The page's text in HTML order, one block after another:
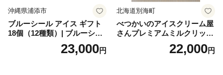
沖縄県浦添市
ブルーシール アイス ギフト
18個（12種類）| ブルーシー
ルアイス ブルーシールアイ
スクリーム 着日指定可能 送
23,000円
北海道別海町
べつかいのアイスクリーム屋
さんプレミアムミルクリッチ
12個（AP-01）（ 北海道アイ
ス 北海道産アイス アイス ア
22,000円